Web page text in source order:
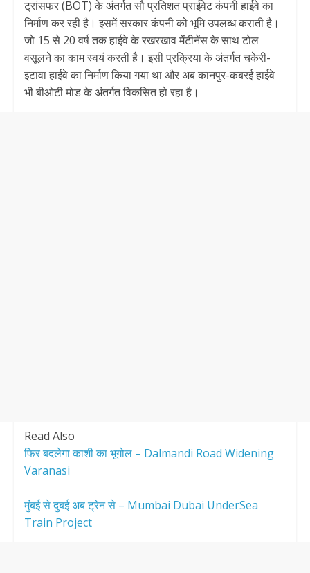
ट्रांसफर (BOT) के अंतर्गत सौ प्रतिशत प्राईवेट कंपनी हाईवे का
निर्माण कर रही है। इसमें सरकार कंपनी को भूमि उपलब्ध कराती है।
जो 15 से 20 वर्ष तक हाईवे के रखरखाव मेंटीनेंस के साथ टोल
वसूलने का काम स्वयं करती है। इसी प्रक्रिया के अंतर्गत चकेरी-
इटावा हाईवे का निर्माण किया गया था और अब कानपुर-कबरई हाईवे
भी बीओटी मोड के अंतर्गत विकसित हो रहा है।
Read Also
फिर बदलेगा काशी का भूगोल – Dalmandi Road Widening
Varanasi
मुंबई से दुबई अब ट्रेन से – Mumbai Dubai UnderSea
Train Project